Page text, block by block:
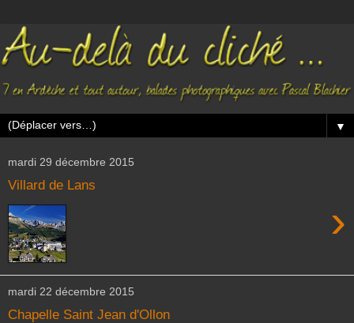
▼
mardi 29 décembre 2015
Villard de Lans
›
mardi 22 décembre 2015
Chapelle Saint Jean d'Ollon